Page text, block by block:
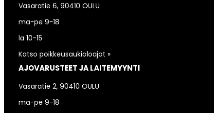
Vasaratie 6, 90410 OULU
ma-pe 9-18
la 10-15
Katso poikkeusaukioloajat »
AJOVARUSTEET JA LAITEMYYNTI
Vasaratie 2, 90410 OULU
ma-pe 9-18